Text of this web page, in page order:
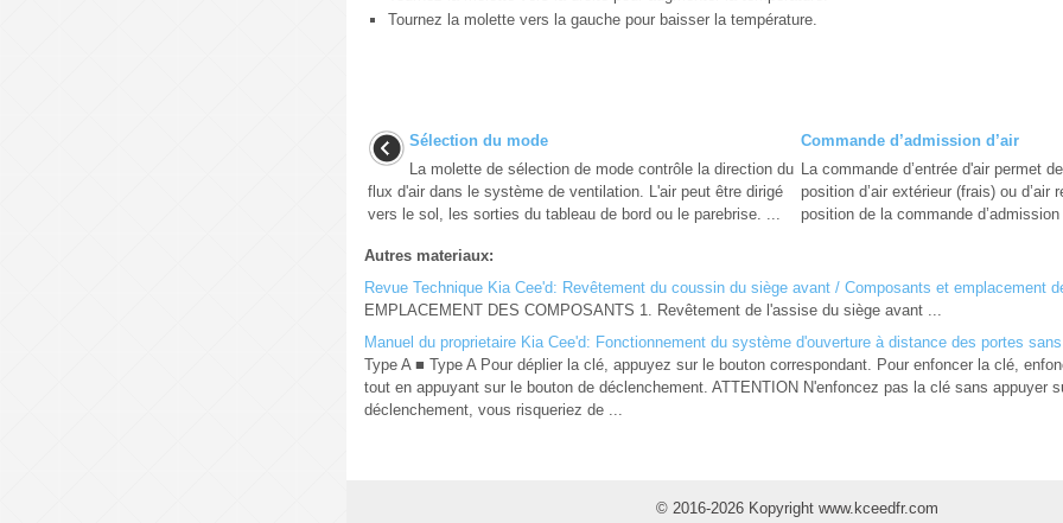
Tournez la molette vers la gauche pour baisser la température.
Sélection du mode
La molette de sélection de mode contrôle la direction du
flux d'air dans le système de ventilation. L'air peut être dirigé
vers le sol, les sorties du tableau de bord ou le parebrise. ...
Commande d’admission d’air
La commande d’entrée d'air permet
position d’air extérieur (frais) ou d’air
position de la commande
Autres materiaux:
Revue Technique Kia Cee'd: Revêtement du coussin du siège avant / Composants et emplacement
EMPLACEMENT DES COMPOSANTS 1. Revêtement de l'assise du siège avant ...
Manuel du proprietaire Kia Cee'd: Fonctionnement du système d'ouverture à distance des portes
Type A ■ Type A Pour déplier la clé, appuyez sur le bouton correspondant. Pour enfoncer la clé,
tout en appuyant sur le bouton de déclenchement. ATTENTION N'enfoncez pas la clé sans appuyer
déclenchement, vous risqueriez de ...
© 2016-2026 Kopyright www.kceedfr.com